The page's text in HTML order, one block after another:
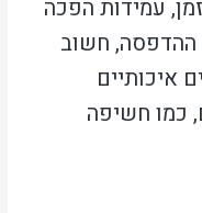
עמידות הפכה
ההדפסה, חשוב
איכותיים
כמו חשיפה